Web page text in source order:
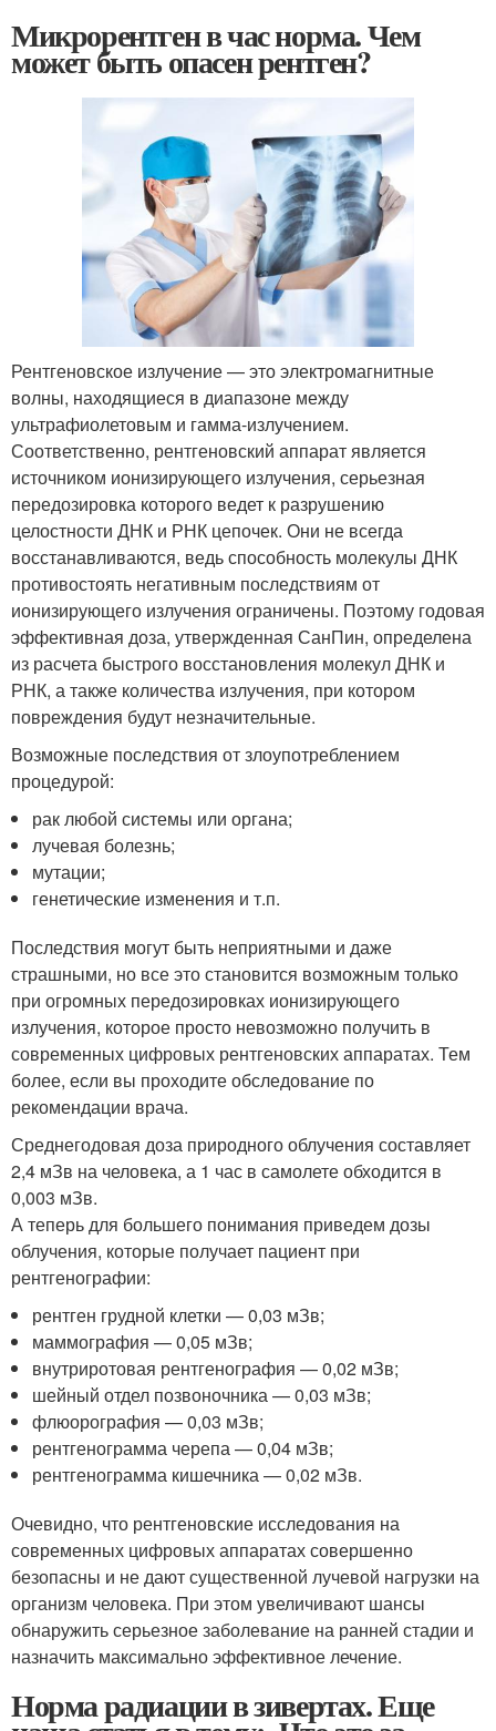
Микрорентген в час норма. Чем
может быть опасен рентген?
Рентгеновское излучение — это электромагнитные
волны, находящиеся в диапазоне между
ультрафиолетовым и гамма-излучением.
Соответственно, рентгеновский аппарат является
источником ионизирующего излучения, серьезная
передозировка которого ведет к разрушению
целостности ДНК и РНК цепочек. Они не всегда
восстанавливаются, ведь способность молекулы ДНК
противостоять негативным последствиям от
ионизирующего излучения ограничены. Поэтому годовая
эффективная доза, утвержденная СанПин, определена
из расчета быстрого восстановления молекул ДНК и
РНК, а также количества излучения, при котором
повреждения будут незначительные.
Возможные последствия от злоупотреблением
процедурой:
рак любой системы или органа;
лучевая болезнь;
мутации;
генетические изменения и т.п.
Последствия могут быть неприятными и даже
страшными, но все это становится возможным только
при огромных передозировках ионизирующего
излучения, которое просто невозможно получить в
современных цифровых рентгеновских аппаратах. Тем
более, если вы проходите обследование по
рекомендации врача.
Среднегодовая доза природного облучения составляет
2,4 мЗв на человека, а 1 час в самолете обходится в
0,003 мЗв.
А теперь для большего понимания приведем дозы
облучения, которые получает пациент при
рентгенографии:
рентген грудной клетки — 0,03 мЗв;
маммография — 0,05 мЗв;
внутриротовая рентгенография — 0,02 мЗв;
шейный отдел позвоночника — 0,03 мЗв;
флюорография — 0,03 мЗв;
рентгенограмма черепа — 0,04 мЗв;
рентгенограмма кишечника — 0,02 мЗв.
Очевидно, что рентгеновские исследования на
современных цифровых аппаратах совершенно
безопасны и не дают существенной лучевой нагрузки на
организм человека. При этом увеличивают шансы
обнаружить серьезное заболевание на ранней стадии и
назначить максимально эффективное лечение.
Норма радиации в зивертах. Еще